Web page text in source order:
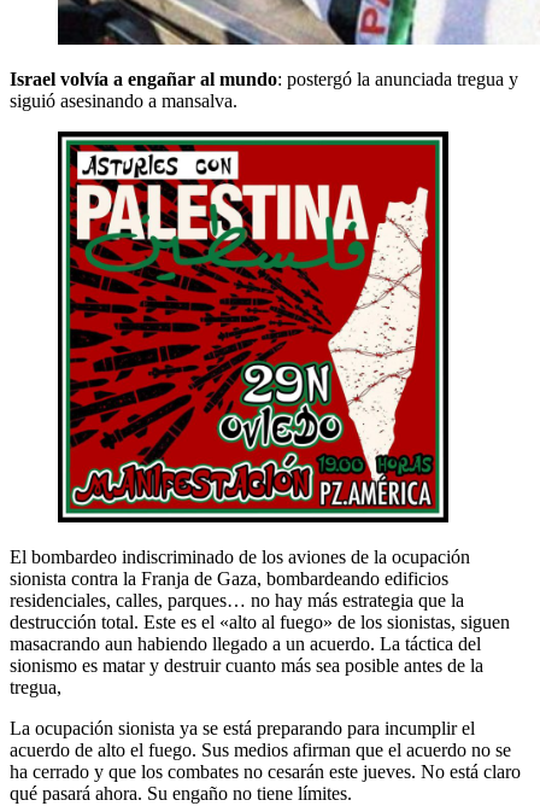
Israel volvía a engañar al mundo: postergó la anunciada tregua y
siguió asesinando a mansalva.
El bombardeo indiscriminado de los aviones de la ocupación
sionista contra la Franja de Gaza, bombardeando edificios
residenciales, calles, parques… no hay más estrategia que la
destrucción total. Este es el «alto al fuego» de los sionistas, siguen
masacrando aun habiendo llegado a un acuerdo. La táctica del
sionismo es matar y destruir cuanto más sea posible antes de la
tregua,
La ocupación sionista ya se está preparando para incumplir el
acuerdo de alto el fuego. Sus medios afirman que el acuerdo no se
ha cerrado y que los combates no cesarán este jueves. No está claro
qué pasará ahora. Su engaño no tiene límites.